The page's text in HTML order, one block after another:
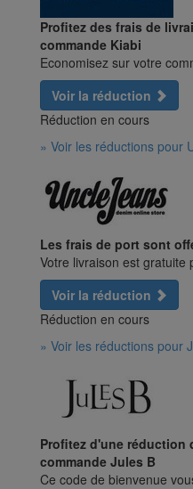
Profitez des frais de
commande Kiabi
Economisez sur votre
Voir la réduction
Réduction en cours
» Voir les réductions pour
Les frais de port sont
Votre livraison est
Voir la réduction
Réduction en cours
» Voir les réductions pour
Profitez d'une réduction
commande Jules B
Ce code de bienvenue